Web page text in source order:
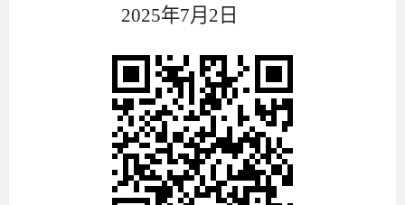
2025年7月 2 日